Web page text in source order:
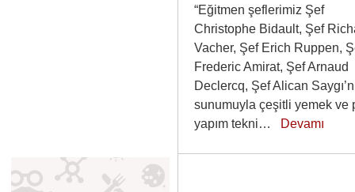
“Eğitmen şeflerimiz Şef
Christophe Bidault, Şef
Vacher, Şef Erich Ruppen,
Frederic Amirat, Şef Arnaud
Declercq, Şef Alican
sunumuyla çeşitli yemek ve
yapım tekni… Devamı